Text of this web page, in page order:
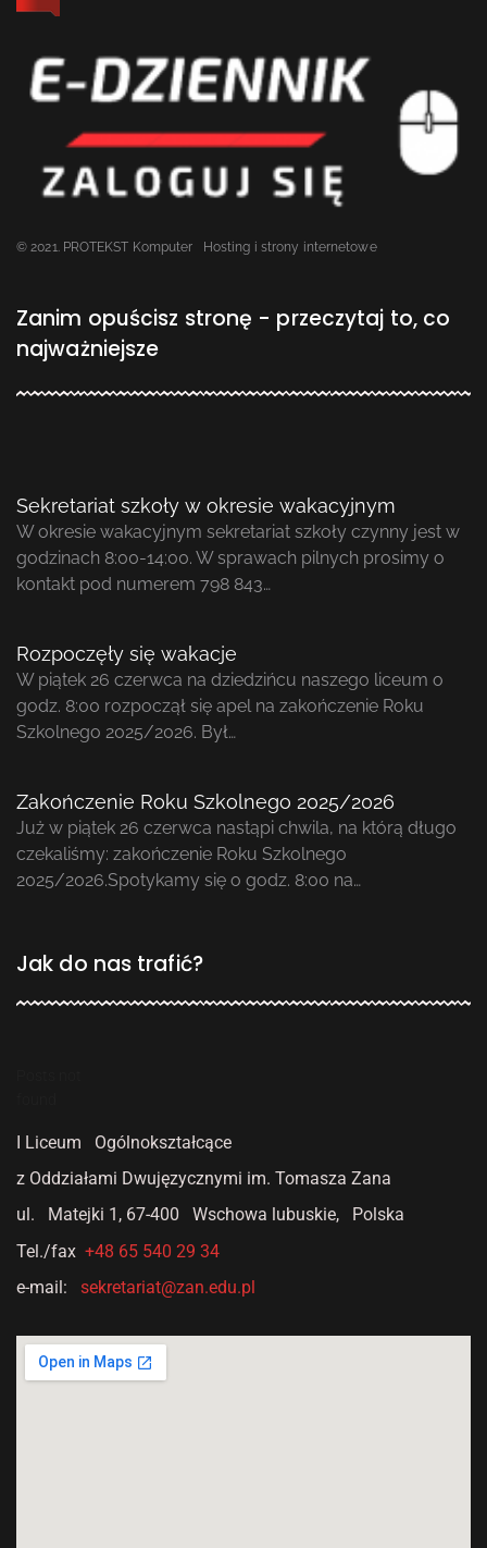
© 2021. PROTEKST Komputer Hosting i strony internetowe
Zanim opuścisz stronę - przeczytaj to, co
najważniejsze
Sekretariat szkoły w okresie wakacyjnym
W okresie wakacyjnym sekretariat szkoły czynny jest w
godzinach 8:00-14:00. W sprawach pilnych prosimy o
kontakt pod numerem 798 843…
Rozpoczęły się wakacje
W piątek 26 czerwca na dziedzińcu naszego liceum o
godz. 8:00 rozpoczął się apel na zakończenie Roku
Szkolnego 2025/2026. Był…
Zakończenie Roku Szkolnego 2025/2026
Już w piątek 26 czerwca nastąpi chwila, na którą długo
czekaliśmy: zakończenie Roku Szkolnego
2025/2026.Spotykamy się o godz. 8:00 na…
Jak do nas trafić?
I Liceum Ogólnokształcące
z Oddziałami Dwujęzycznymi im. Tomasza Zana
ul. Matejki 1, 67-400 Wschowa lubuskie, Polska
Tel./fax +48 65 540 29 34
e-mail: sekretariat@zan.edu.pl